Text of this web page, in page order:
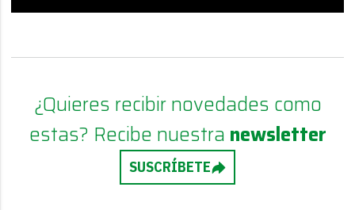
¿Quieres recibir novedades como
estas? Recibe nuestra newsletter
SUSCRÍBETE